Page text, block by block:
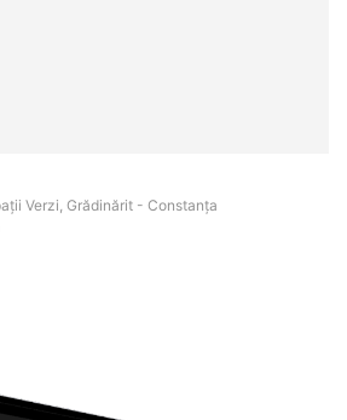
Verzi, Grădinărit - Constanţa